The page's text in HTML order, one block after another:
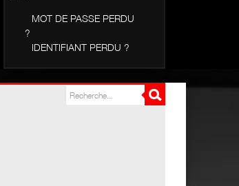
MOT DE PASSE PERDU
?
IDENTIFIANT PERDU ?